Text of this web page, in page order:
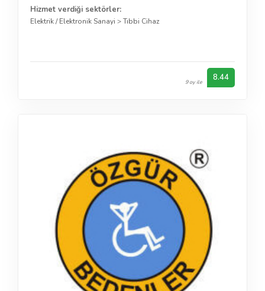
Hizmet verdiği sektörler:
Elektrik / Elektronik Sanayi >Tıbbi Cihaz
9 oy ile 8.44